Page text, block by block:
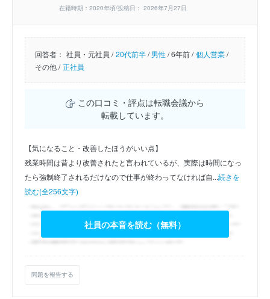
在籍時期：2020年頃/投稿日： 2026年7月27日
回答者： 社員・元社員 / 20代前半/男性/6年前 / 個人営業/
その他 / 正社員
この口コミ・評点は転職会議から
転載しています。
【気になること・改善したほうがいい点】
残業時間は昔より改善されたと言われているが、実際は時間になっ
たら強制終了されるだけなので仕事が終わってなければ自...続きを
読む(全256文字)
社員の本音を読む（無料）
問題を報告する